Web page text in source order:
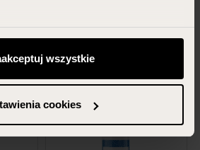
swoimi zgodami (w tym
wcześniej) klikając w
cookies” widoczny na samym dole
w zakładce „Szczegóły”
prywatności
wszystkie
cookies